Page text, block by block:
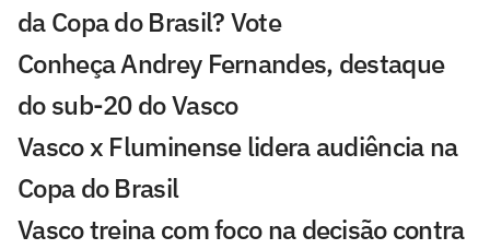
da Copa do Brasil? Vote
Conheça Andrey Fernandes, destaque
do sub-20 do Vasco
Vasco x Fluminense lidera audiência na
Copa do Brasil
Vasco treina com foco na decisão contra